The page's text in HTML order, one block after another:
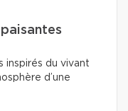
inspirés du vivant
d’une